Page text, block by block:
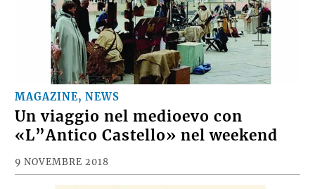
MAGAZINE, NEWS
Un viaggio nel medioevo con
«L”Antico Castello» nel weekend
9 NOVEMBRE 2018